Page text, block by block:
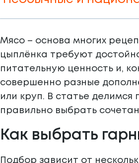
Мясо – основа многих
цыплёнка требуют
питательную ценность и,
совершенно разные
или круп. В статье делимся
правильно выбрать
Как выбрать
Подбор зависит от